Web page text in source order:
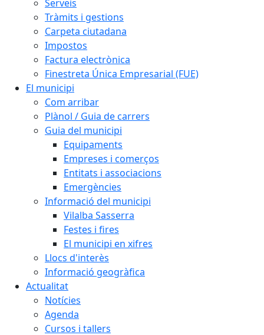
Serveis
Tràmits i gestions
Carpeta ciutadana
Impostos
Factura electrònica
Finestreta Única Empresarial (FUE)
El municipi
Com arribar
Plànol / Guia de carrers
Guia del municipi
Equipaments
Empreses i comerços
Entitats i associacions
Emergències
Informació del municipi
Vilalba Sasserra
Festes i fires
El municipi en xifres
Llocs d'interès
Informació geogràfica
Actualitat
Notícies
Agenda
Cursos i tallers